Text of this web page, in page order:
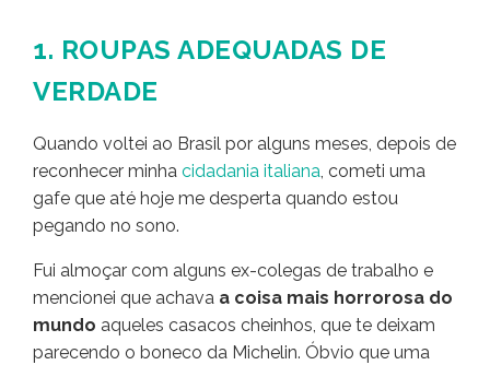
1. ROUPAS ADEQUADAS DE
VERDADE
Quando voltei ao Brasil por alguns meses, depois de
reconhecer minha cidadania italiana, cometi uma
gafe que até hoje me desperta quando estou
pegando no sono.
Fui almoçar com alguns ex-colegas de trabalho e
mencionei que achava a coisa mais horrorosa do
mundo aqueles casacos cheinhos, que te deixam
parecendo o boneco da Michelin. Óbvio que uma